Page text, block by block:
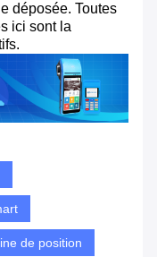
déposée. Toutes
ici sont la
de position